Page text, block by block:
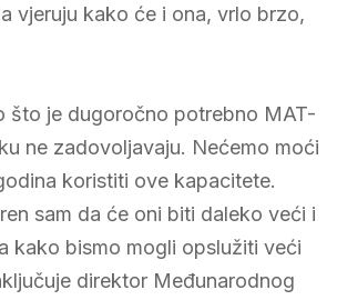
vjeruju kako će i ona, vrlo brzo,
što je dugoročno potrebno MAT-
ne zadovoljavaju. Nećemo moći
koristiti ove kapacitete.
sam da će oni biti daleko veći i
kako bismo mogli opslužiti veći
direktor Međunarodnog